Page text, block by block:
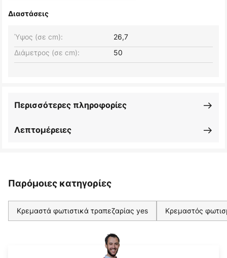
Διαστάσεις
Ύψος (σε cm):
26,7
Διάμετρος (σε cm):
50
Λεπτομέρειες
Περισσότερες πληροφορίες
Παρόμοιες κατηγορίες
Κρεμαστά φωτιστικά τραπεζαρίας yes Κρεμαστός